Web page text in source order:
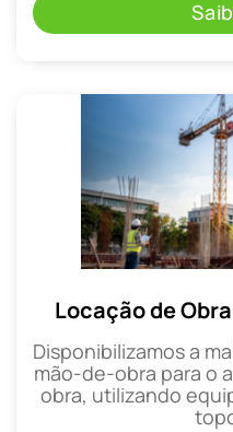
Locação de
Disponibilizamos a
mão-de-obra para o
obra, utilizando